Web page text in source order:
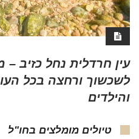
עין חרדלית נחל כזיב
לשכשוך ורחצה בכל
והילדים
טיולים מומלצים בחו"ל